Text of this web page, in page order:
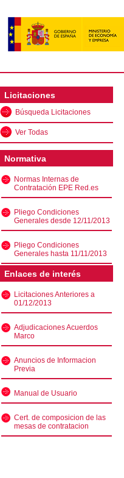
Licitaciones
Búsqueda Licitaciones
Ver Todas
Normativa
Normas Internas de
Contratación EPE Red.es
Pliego Condiciones
Generales desde 12/11/2013
Pliego Condiciones
Generales hasta 11/11/2013
Enlaces de interés
Licitaciones Anteriores a
01/12/2013
Adjudicaciones Acuerdos
Marco
Anuncios de Informacion
Previa
Manual de Usuario
Cert. de composicion de las
mesas de contratacion